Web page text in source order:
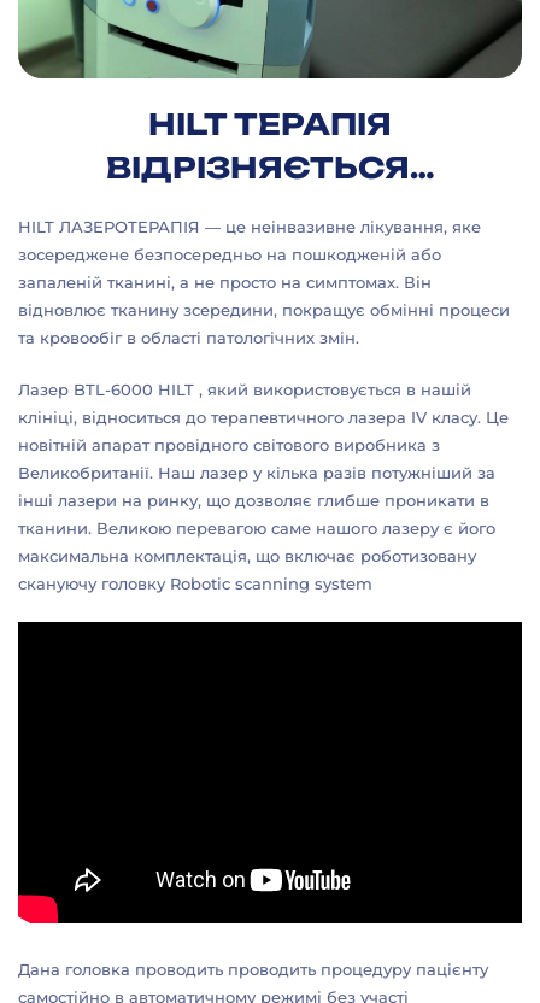
HILT ТЕРАПІЯ
ВІДРІЗНЯЄТЬСЯ…
HILT ЛАЗЕРОТЕРАПІЯ — це неінвазивне лікування, яке
зосереджене безпосередньо на пошкодженій або
запаленій тканині, а не просто на симптомах. Він
відновлює тканину зсередини, покращує обмінні процеси
та кровообіг в області патологічних змін.
Лазер BTL-6000 HILT , який використовується в нашій
клініці, відноситься до терапевтичного лазера IV класу. Це
новітній апарат провідного світового виробника з
Великобританії. Наш лазер у кілька разів потужніший за
інші лазери на ринку, що дозволяє глибше проникати в
тканини. Великою перевагою саме нашого лазеру є його
максимальна комплектація, що включає роботизовану
скануючу головку Robotic scanning system
Дана головка проводить проводить процедуру пацієнту
самостійно в автоматичному режимі без участі